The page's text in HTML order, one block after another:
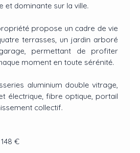
et dominante sur la ville.
propose un cadre de vie
terrasses, un jardin arboré
permettant de profiter
moment en toute sérénité.
aluminium double vitrage,
électrique, fibre optique, portail
collectif.
€